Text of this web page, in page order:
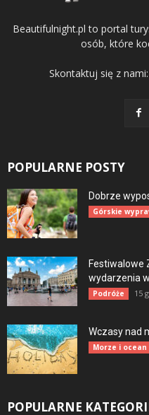
Beautifulnight.pl to portal
osób, które
Skontaktuj się z nami:
POPULARNE POSTY
Dobrze
Górskie
Festiwalowe
wydarzenia
Podróże 15
Wczasy nad
Morze i ocean
POPULARNE